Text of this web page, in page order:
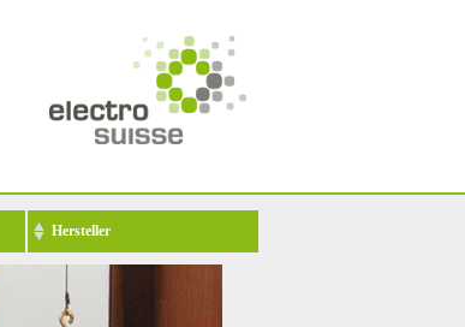
Hersteller